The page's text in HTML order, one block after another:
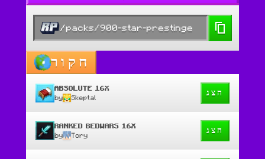
/packs/900-star-prestinge
חקור
ABSOLUTE 16X
by Skeptal
הצג
RANKED BEDWARS 16X
by Tory
הצג